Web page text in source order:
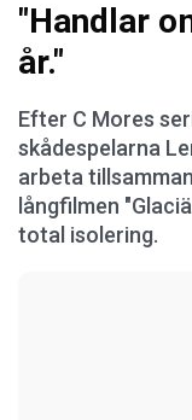
"Handlar
år."
Efter C Mores
skådespelarna
arbeta
långfilmen
total isolering.